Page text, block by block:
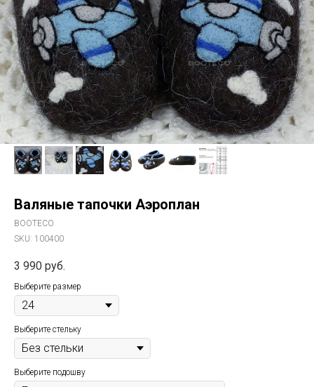
Валяные тапочки Аэроплан
BOOTECO
SKU: 100400
3 990 руб.
Выберите размер
Выберите стельку
Выберите подошву